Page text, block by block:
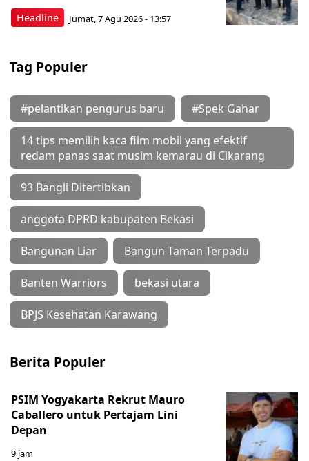
Headline Jumat, 7 Agu 2026 - 13:57
Tag Populer
#pelantikan pengurus baru #Spek Gahar
14 tips memilih kaca film mobil yang efektif
redam panas saat musim kemarau di Cikarang
93 Bangli Ditertibkan
anggota DPRD kabupaten Bekasi
Bangunan Liar Bangun Taman Terpadu
Banten Warriors bekasi utara
BPJS Kesehatan Karawang
Berita Populer
PSIM Yogyakarta Rekrut Mauro
Caballero untuk Pertajam Lini
Depan
9 jam